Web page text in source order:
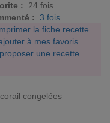
:
24 fois
:
3 fois
la fiche recette
à mes favoris
proposer une recette
congelées